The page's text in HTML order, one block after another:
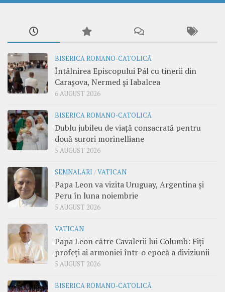
BISERICA ROMANO-CATOLICĂ
Întâlnirea Episcopului Pál cu tinerii din
Carașova, Nermed și Iabalcea
6 AUGUST 2026
BISERICA ROMANO-CATOLICĂ
Dublu jubileu de viață consacrată pentru
două surori morinelliane
5 AUGUST 2026
SEMNALĂRI /VATICAN
Papa Leon va vizita Uruguay, Argentina și
Peru în luna noiembrie
5 AUGUST 2026
VATICAN
Papa Leon către Cavalerii lui Columb: Fiți
profeți ai armoniei într-o epocă a diviziunii
5 AUGUST 2026
BISERICA ROMANO-CATOLICĂ